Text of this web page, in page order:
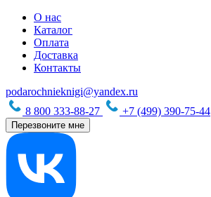
О нас
Каталог
Оплата
Доставка
Контакты
podarochnieknigi@yandex.ru
8 800 333-88-27
+7 (499) 390-75-44
Перезвоните мне